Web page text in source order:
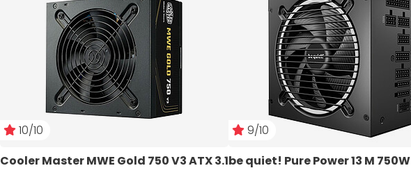
10/10
Cooler Master MWE Gold 750 V3 ATX 3.1
9/10
be quiet! Pure Power 13 M 750W